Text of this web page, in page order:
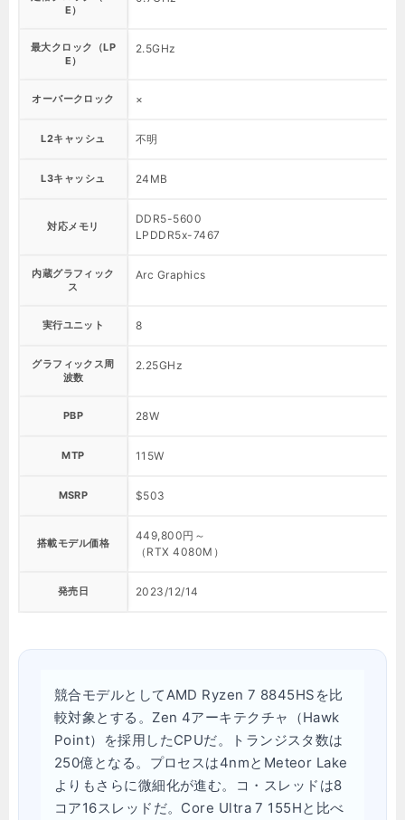
E）
最大クロック（LP
E）
2.5GHz
オーバークロック ×
L2キャッシュ 不明
L3キャッシュ 24MB
対応メモリ
DDR5-5600
LPDDR5x-7467
内蔵グラフィック
ス
Arc Graphics
実行ユニット 8
グラフィックス周
波数
2.25GHz
PBP 28W
MTP 115W
MSRP $503
搭載モデル価格
449,800円～
（RTX 4080M）
発売日 2023/12/14
競合モデルとしてAMD Ryzen 7 8845HSを比
較対象とする。Zen 4アーキテクチャ（Hawk
Point）を採用したCPUだ。トランジスタ数は
250億となる。プロセスは4nmとMeteor Lake
よりもさらに微細化が進む。コ・スレッドは8
コア16スレッドだ。Core Ultra 7 155Hと比べ